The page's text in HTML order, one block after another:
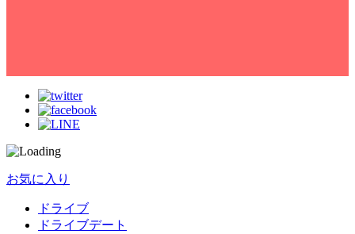
お気に入り
ドライブ
ドライブデート